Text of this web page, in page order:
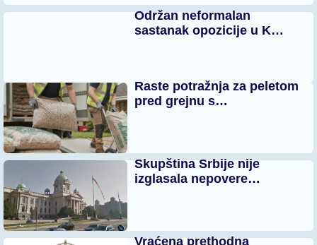
Održan neformalan
sastanak opozicije u K…
Raste potražnja za peletom
pred grejnu s…
Skupština Srbije nije
izglasala nepovere…
Vraćena prethodna